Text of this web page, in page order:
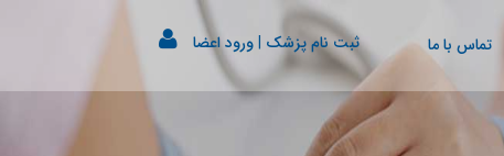
تماس با ما ثبت نام پزشک |ورود اعضا